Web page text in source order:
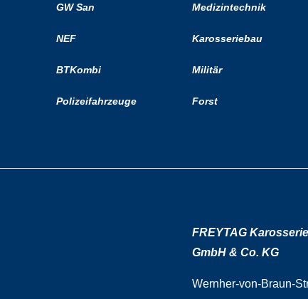
GW San
NEF
BTKombi
Polizeifahrzeuge
Medizintechnik
Karosseriebau
Militär
Forst
FREYTAG
GmbH & Co. KG
Wernher-von-Braun-